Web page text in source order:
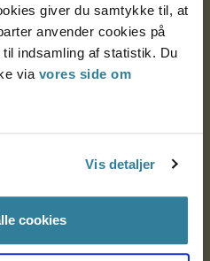
giver du samtykke til, at
anvender cookies på
indsamling af statistik. Du
via vores side om
Vis detaljer
cookies